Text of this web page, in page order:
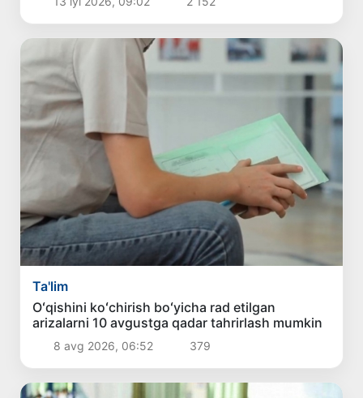
Ta'lim
Oʻqishini koʻchirish boʻyicha rad etilgan
arizalarni 10 avgustga qadar tahrirlash mumkin
8 avg 2026, 06:52 379